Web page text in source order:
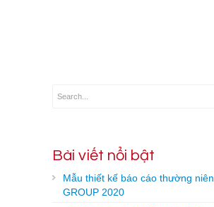
Bài viết nổi bật
Mẫu thiết kế báo cáo thường
GROUP 2020